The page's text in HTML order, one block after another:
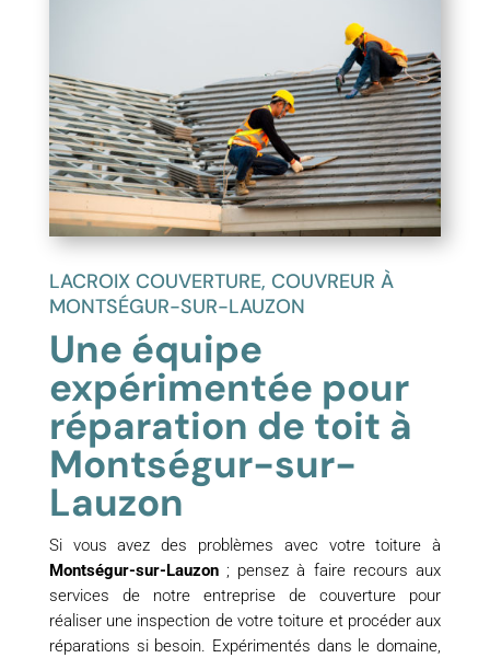
LACROIX COUVERTURE, COUVREUR À
MONTSÉGUR-SUR-LAUZON
Une équipe
expérimentée pour
réparation de toit à
Montségur-sur-
Lauzon
Si vous avez des problèmes avec votre toiture à
Montségur-sur-Lauzon; pensez à faire recours aux
services de notre entreprise de couverture pour
réaliser une inspection de votre toiture et procéder aux
réparations si besoin. Expérimentés dans le domaine,